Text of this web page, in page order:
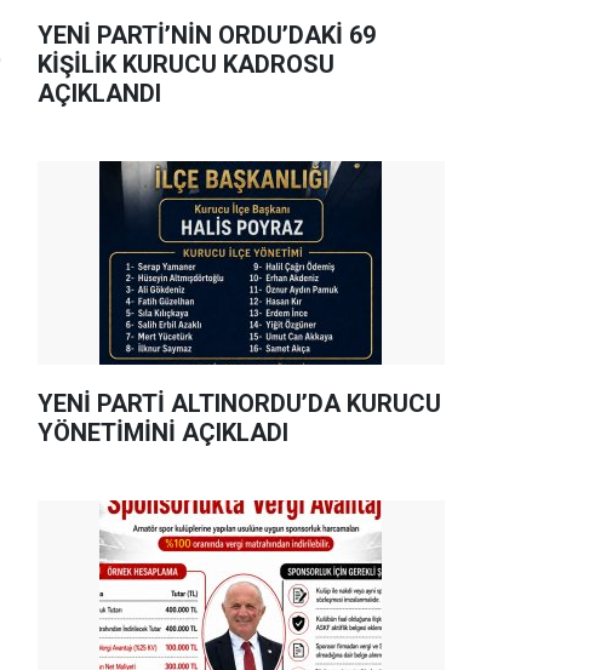
YENİ PARTİ’NİN ORDU’DAKİ 69
KİŞİLİK KURUCU KADROSU
AÇIKLANDI
YENİ PARTİ ALTINORDU’DA KURUCU
YÖNETİMİNİ AÇIKLADI